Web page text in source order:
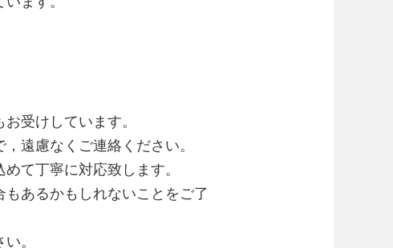
受けしています。
遠慮なくご連絡ください。
て丁寧に対応致します。
あるかもしれないことをご了
。